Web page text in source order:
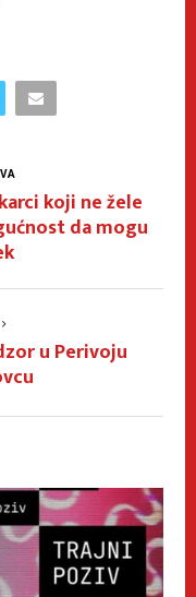
koji ne žele
da mogu
u Perivoju